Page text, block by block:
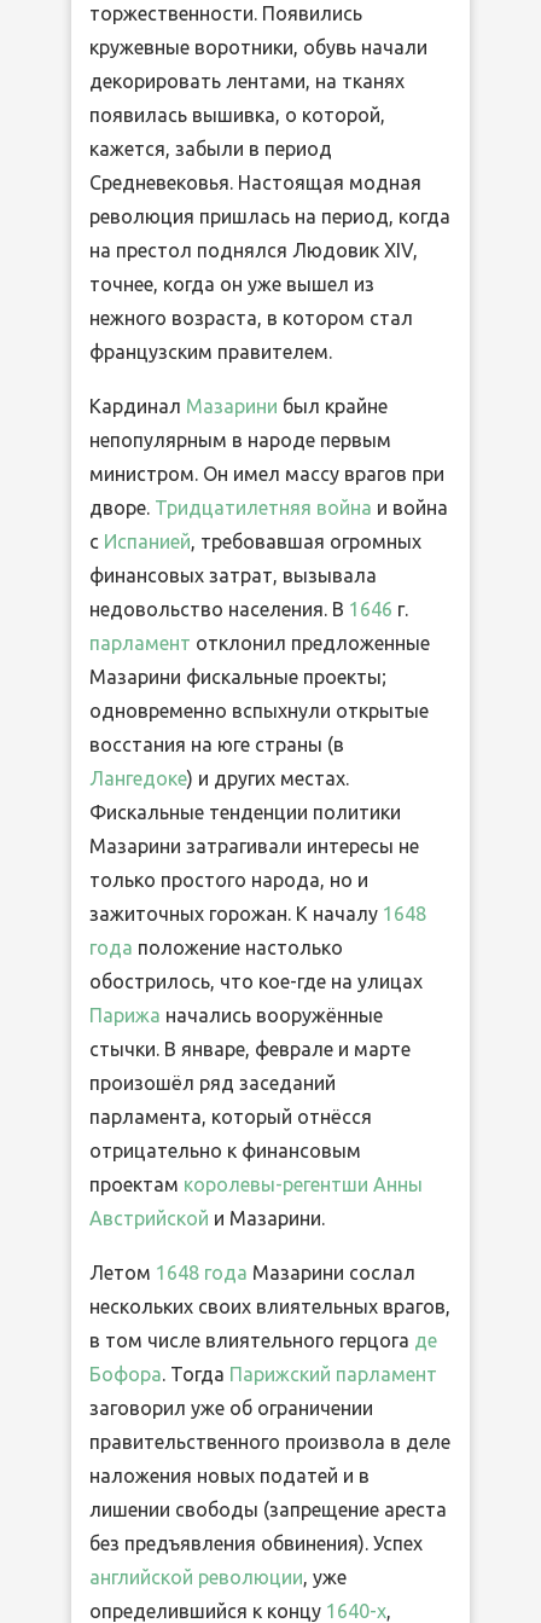
торжественности. Появились
кружевные воротники, обувь начали
декорировать лентами, на тканях
появилась вышивка, о которой,
кажется, забыли в период
Средневековья. Настоящая модная
революция пришлась на период, когда
на престол поднялся Людовик XIV,
точнее, когда он уже вышел из
нежного возраста, в котором стал
французским правителем.
Кардинал Мазарини был крайне
непопулярным в народе первым
министром. Он имел массу врагов при
дворе. Тридцатилетняя война и война
с Испанией, требовавшая огромных
финансовых затрат, вызывала
недовольство населения. В 1646 г.
парламент отклонил предложенные
Мазарини фискальные проекты;
одновременно вспыхнули открытые
восстания на юге страны (в
Лангедоке) и других местах.
Фискальные тенденции политики
Мазарини затрагивали интересы не
только простого народа, но и
зажиточных горожан. К началу 1648
года положение настолько
обострилось, что кое-где на улицах
Парижа начались вооружённые
стычки. В январе, феврале и марте
произошёл ряд заседаний
парламента, который отнёсся
отрицательно к финансовым
проектам королевы-регентши Анны
Австрийской и Мазарини.
Летом 1648 года Мазарини сослал
нескольких своих влиятельных врагов,
в том числе влиятельного герцога де
Бофора. Тогда Парижский парламент
заговорил уже об ограничении
правительственного произвола в деле
наложения новых податей и в
лишении свободы (запрещение ареста
без предъявления обвинения). Успех
английской революции, уже
определившийся к концу 1640-х,